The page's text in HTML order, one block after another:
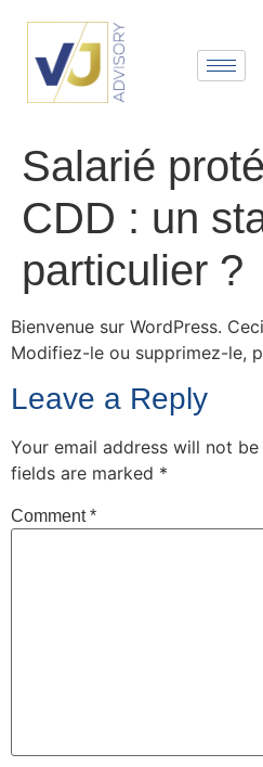
Salarié
CDD : un
particulier ?
Bienvenue sur WordPress.
Modifiez-le ou supprimez-le,
Leave a Reply
Your email address will not be
fields are marked *
Comment*